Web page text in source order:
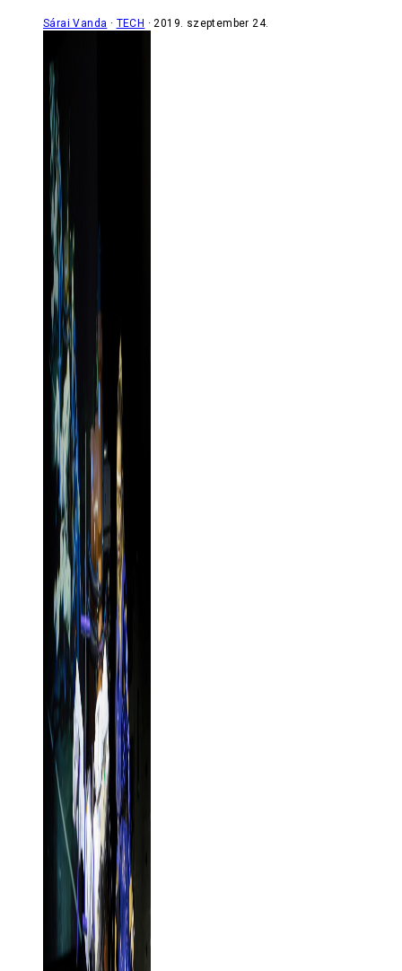
Sárai Vanda TECH 2019. szeptember 24.